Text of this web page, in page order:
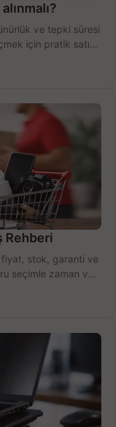
ve tepki süresi
için pratik satın
Rehberi
fiyat, stok, garanti ve
seçimle zaman ve